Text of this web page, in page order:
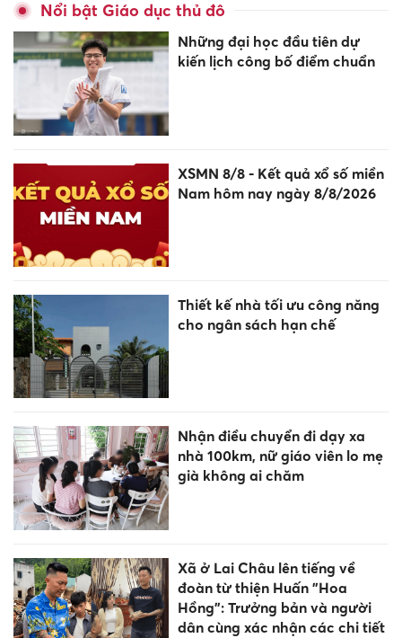
Nổi bật Giáo dục thủ đô
Những đại học đầu tiên dự
kiến lịch công bố điểm chuẩn
XSMN 8/8 - Kết quả xổ số miền
Nam hôm nay ngày 8/8/2026
Thiết kế nhà tối ưu công năng
cho ngân sách hạn chế
Nhận điều chuyển đi dạy xa
nhà 100km, nữ giáo viên lo mẹ
già không ai chăm
Xã ở Lai Châu lên tiếng về
đoàn từ thiện Huấn "Hoa
Hồng": Trưởng bản và người
dân cùng xác nhận các chi tiết